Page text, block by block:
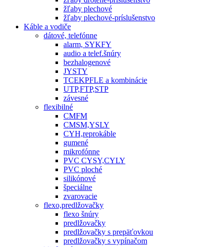
žľaby plechové
žľaby plechové-príslušenstvo
Káble a vodiče
dátové, telefónne
alarm, SYKFY
audio a telef.šnúry
bezhalogenové
JYSTY
TCEKPFLE a kombinácie
UTP,FTP,STP
závesné
flexibilné
CMFM
CMSM,YSLY
CYH,reprokáble
gumené
mikrofónne
PVC CYSY,CYLY
PVC ploché
silikónové
špeciálne
zvarovacie
flexo,predlžovačky
flexo šnúry
predlžovačky
predlžovačky s prepäťovkou
predlžovačky s vypínačom